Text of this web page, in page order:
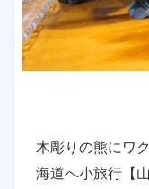
木彫りの熊にワ
海道へ小旅行【